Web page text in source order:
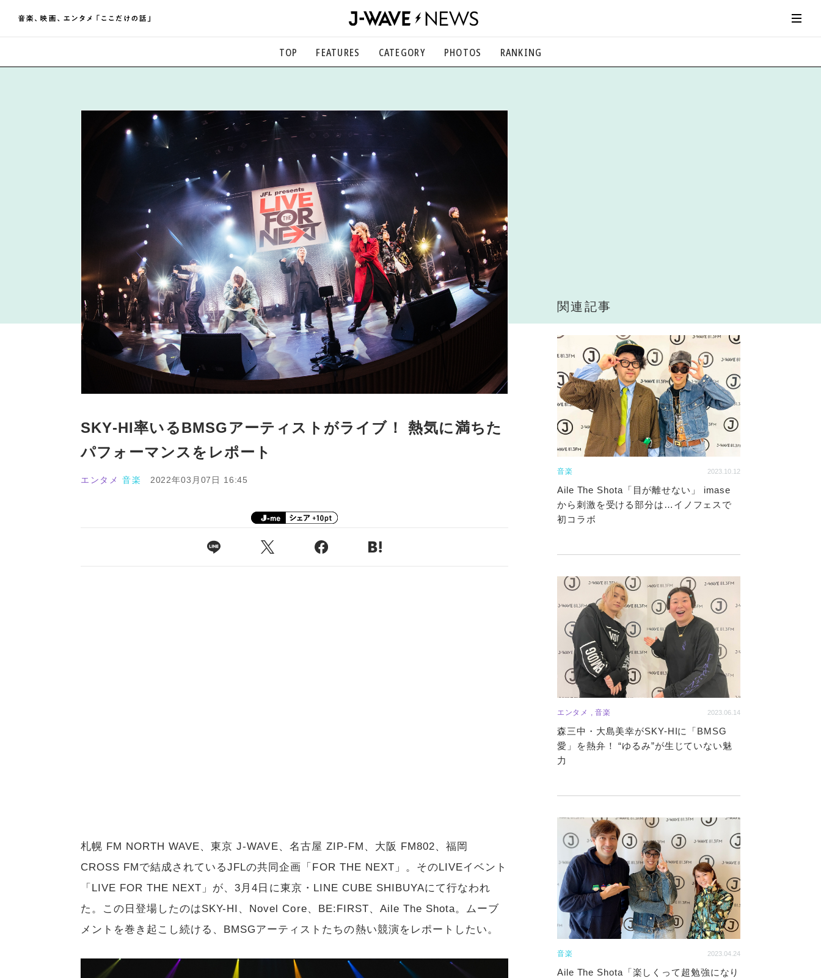
TOP FEATURES CATEGORY
映画、芸能、舞台、スポーツなど
食、健康、美容…暮らし豊かに
社会
国内、海外の気になるトピック
PHOTOS RANKING
SKY-HI率いるBMSGアーティストがライブ！ 熱気に満ちた
パフォーマンスをレポート
エンタメ 音楽 2022年03月07日 16:45
札幌 FM NORTH WAVE、東京 J-WAVE、名古屋 ZIP-FM、大阪 FM802、福岡
CROSS FMで結成されているJFLの共同企画「FOR THE NEXT」。そのLIVEイベント
「LIVE FOR THE NEXT」が、3月4日に東京・LINE CUBE SHIBUYAにて行なわれ
た。この日登場したのはSKY-HI、Novel Core、BE:FIRST、Aile The Shota。ムーブ
メントを巻き起こし続ける、BMSGアーティストたちの熱い競演をレポートしたい。
関連記事
音楽 2023.10.12
Aile The Shota「目が離せない」 imase
から刺激を受ける部分は…イノフェスで
初コラボ
エンタメ , 音楽 2023.06.14
森三中・大島美幸がSKY-HIに「BMSG
愛」を熱弁！ “ゆるみ”が生じていない魅
力
音楽 2023.04.24
Aile The Shota「楽しくって超勉強になり